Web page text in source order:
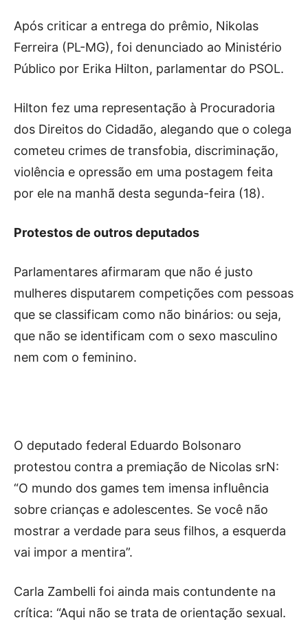
Após criticar a entrega do prêmio, Nikolas
Ferreira (PL-MG), foi denunciado ao Ministério
Público por Erika Hilton, parlamentar do PSOL.
Hilton fez uma representação à Procuradoria
dos Direitos do Cidadão, alegando que o colega
cometeu crimes de transfobia, discriminação,
violência e opressão em uma postagem feita
por ele na manhã desta segunda-feira (18).
Protestos de outros deputados
Parlamentares afirmaram que não é justo
mulheres disputarem competições com pessoas
que se classificam como não binários: ou seja,
que não se identificam com o sexo masculino
nem com o feminino.
O deputado federal Eduardo Bolsonaro
protestou contra a premiação de Nicolas srN:
“O mundo dos games tem imensa influência
sobre crianças e adolescentes. Se você não
mostrar a verdade para seus filhos, a esquerda
vai impor a mentira”.
Carla Zambelli foi ainda mais contundente na
crítica: “Aqui não se trata de orientação sexual.